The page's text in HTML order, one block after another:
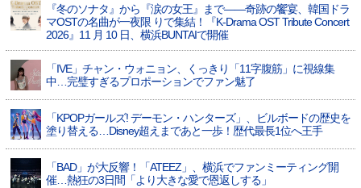
『冬のソナタ』から『涙の女王』まで――奇跡の饗宴、韓国ドラ
マOSTの名曲が一夜限 りで集結！『K-Drama OST Tribute Concert
2026』11 月 10 日、横浜BUNTAIで開催
「IVE」チャン・ウォニョン、くっきり「11字腹筋」に視線集
中…完璧すぎるプロポーションでファン魅了
「KPOPガールズ! デーモン・ハンターズ」、ビルボードの歴史を
塗り替える…Disney超えまであと一歩！歴代最長1位へ王手
「BAD」が大反響！「ATEEZ」、横浜でファンミーティング開
催…熱狂の3日間「より大きな愛で恩返しする」